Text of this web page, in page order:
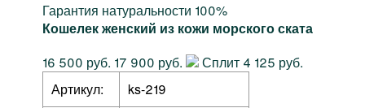
Гарантия натуральности 100%
Кошелек женский из кожи морского ската
16 500 руб. 17 900 руб.
Сплит 4 125 руб.
Артикул:
ks-219